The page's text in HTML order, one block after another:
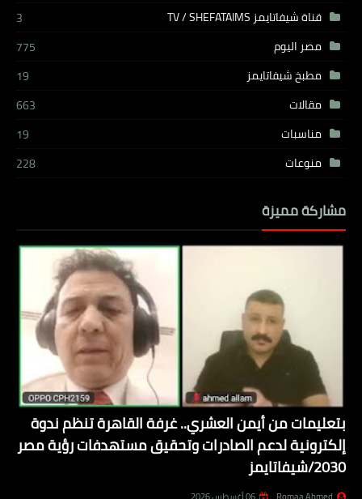
قناة شيفاتايمز TV / SHEFATAIMS
3
مصر اليوم
775
مطبخ شيفاتايمز
19
مقالات
663
مناسبات
19
منوعات
228
مشاركة مميزة
بتعليمات من أيمن العشري.. غرفة القاهرة تنظم ندوة
إلكترونية لدعم الصادرات وتحقيق مستهدفات رؤية مصر
2030/شيفاتايمز